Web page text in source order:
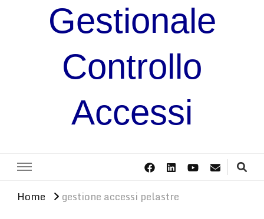
Gestionale
Controllo
Accessi
Home gestione accessi pelastre